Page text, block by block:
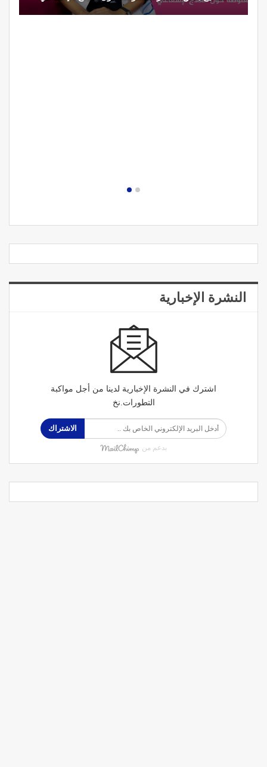
النشرة الإخبارية
اشترك في النشرة الإخبارية لدينا من أجل مواكبة
التطورات.نخ
الاشتراك
بدعم من